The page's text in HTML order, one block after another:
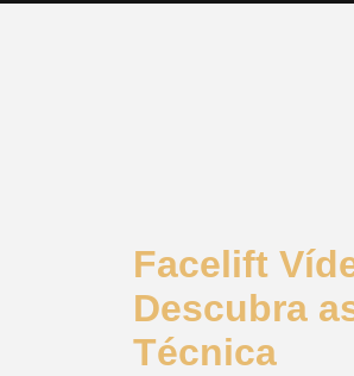
Facelift
Descubra
Técnica